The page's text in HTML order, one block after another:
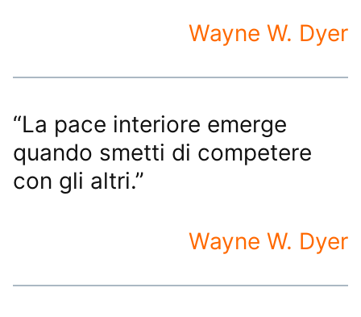
Wayne W. Dyer
“La pace interiore emerge
quando smetti di competere
con gli altri.”
Wayne W. Dyer